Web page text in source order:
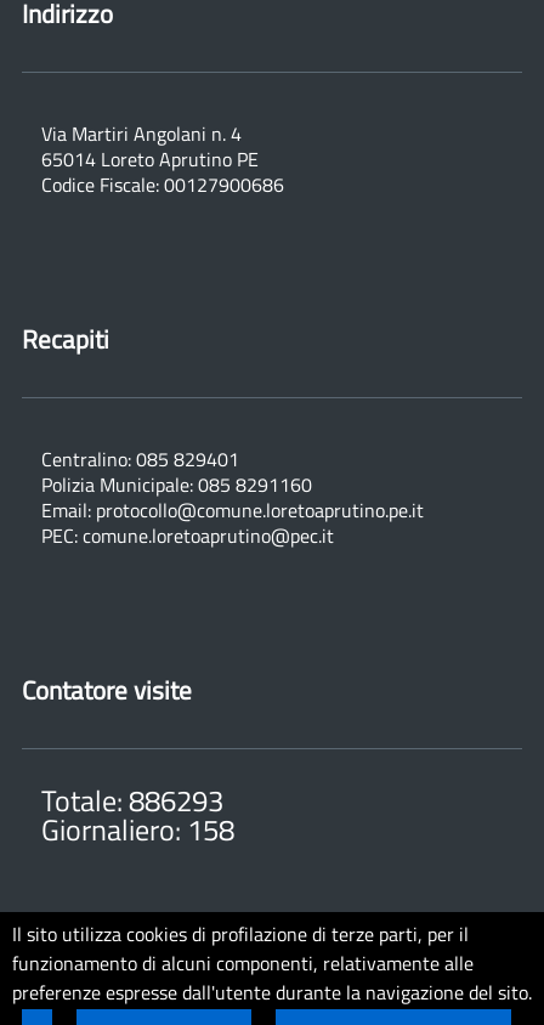
Indirizzo
Via Martiri Angolani n. 4
65014 Loreto Aprutino PE
Codice Fiscale: 00127900686
Recapiti
Centralino: 085 829401
Polizia Municipale: 085 8291160
Email: protocollo@comune.loretoaprutino.pe.it
PEC: comune.loretoaprutino@pec.it
Contatore visite
Totale: 886293
Giornaliero: 158
Note legali Privacy Cookie Policy
Accessibilit�
Dichiarazione di Accessibilit�
Il sito utilizza cookies di profilazione di terze parti, per il
funzionamento di alcuni componenti, relativamente alle
preferenze espresse dall'utente durante la navigazione del sito.